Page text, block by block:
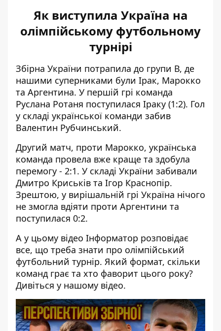
Як виступила Україна на
олімпійському футбольному
турнірі
Збірна України потрапила до групи В, де
нашими суперниками були Ірак, Марокко
та Аргентина. У першій грі команда
Руслана Ротаня поступилася Іраку (1:2). Гол
у складі української команди забив
Валентин Рубчинський.
Другий матч, проти Марокко, українська
команда провела вже краще та здобула
перемогу - 2:1. У складі України забивали
Дмитро Криськів та Ігор Краснопір.
Зрештою, у вирішальній грі Україна нічого
не змогла вдіяти проти Аргентини та
поступилася 0:2.
А у цьому відео Інформатор розповідає
все, що треба знати про олімпійський
футбольний турнір. Який формат, скільки
команд грає та хто фаворит цього року?
Дивіться у нашому відео.